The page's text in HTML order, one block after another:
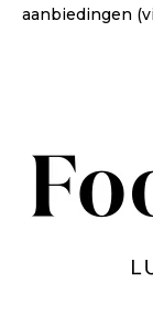
aanbiedingen